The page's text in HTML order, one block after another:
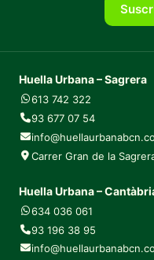
Huella Urbana – Sagrera
613 742 322
93 677 07 54
Carrer Gran de la
Huella Urbana –
634 036 061
93 196 38 95